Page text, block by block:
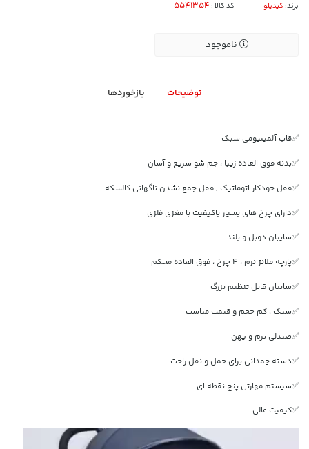
برند: کیدیلو کد کالا :
ناموجود
توضیحات بازخوردها
✅قاب آلمینیومی سبک
✅بدنه فوق العاده زیبا ، جم شو سریع و آسان
✅قفل خودکار اتوماتیک , قفل جمع نشدن ناگهانی کالسکه
✅دارای چرخ های بسیار باکیفیت با مغزی فلزی
✅سایبان دوبل و بلند
✅پارچه ملانژ نرم ، 4 چرخ ، فوق العاده محکم
✅سایبان قابل تنظیم بزرگ
✅سبک ، کم حجم و قیمت مناسب
✅صندلی نرم و پهن
✅دسته چمدانی برای حمل و نقل راحت
✅سیستم مهارتی پنج نقطه ای
✅کیفیت عالی